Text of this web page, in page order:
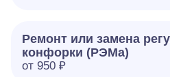
Ремонт или замена
конфорки (РЭМа)
от 950 ₽